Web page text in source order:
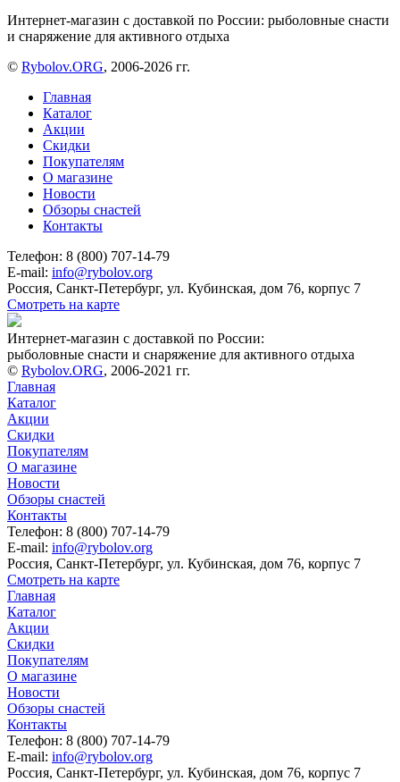
Интернет-магазин с доставкой по России: рыболовные снасти
и снаряжение для активного отдыха
© Rybolov.ORG, 2006-2026 гг.
Главная
Каталог
Акции
Скидки
Покупателям
О магазине
Новости
Обзоры снастей
Контакты
Телефон: 8 (800) 707-14-79
E-mail: info@rybolov.org
Россия, Санкт-Петербург, ул. Кубинская, дом 76, корпус 7
Смотреть на карте
Интернет-магазин с доставкой по России:
рыболовные снасти и снаряжение для активного отдыха
© Rybolov.ORG, 2006-2021 гг.
Главная
Каталог
Акции
Скидки
Покупателям
О магазине
Новости
Обзоры снастей
Контакты
Телефон: 8 (800) 707-14-79
E-mail: info@rybolov.org
Россия, Санкт-Петербург, ул. Кубинская, дом 76, корпус 7
Смотреть на карте
Главная
Каталог
Акции
Скидки
Покупателям
О магазине
Новости
Обзоры снастей
Контакты
Телефон: 8 (800) 707-14-79
E-mail: info@rybolov.org
Россия, Санкт-Петербург, ул. Кубинская, дом 76, корпус 7